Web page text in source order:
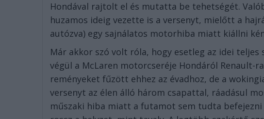
Hondával rajtolt el és mutatta be tehetségét.
huzamos ideig vezette is a versenyt, mielőtt a
autózva) egy sajnálatos motorhiba miatt kiállni
Már akkor szó volt róla, hogy esetleg az idei
végül a McLaren motorcseréje Hondáról Renault-
reményeket fűzött ehhez az évadhoz, de a
versenyt az élen álló három csapattal, ráadásul
műszaki hiba miatt a futamot sem tudta